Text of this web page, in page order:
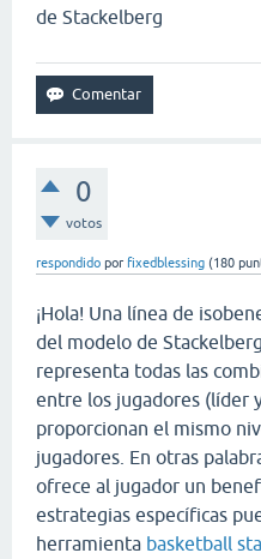
de Stackelberg
0
votos
respondido por fixedblessing (180
¡Hola! Una línea de
del modelo de
representa todas las
entre los jugadores (líder
proporcionan el mismo
jugadores. En otras
ofrece al jugador un
estrategias específicas
herramienta basketball